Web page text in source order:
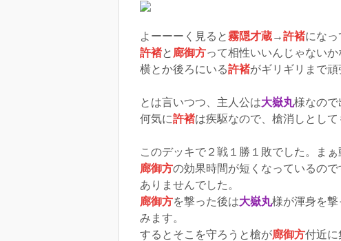
よーーーく見ると霧隠才蔵→許褚になっ
許褚と 廊御方って相性いいんじゃない
横とか後ろにいる許褚がギリギリまで頑
とは言いつつ、主人公は大嶽丸様なので
何気に許褚は疾駆なので、槍消しとして
このデッキで２戦１勝１敗でした。ま
廊御方の効果時間が短くなっているの
ありませんでした。
廊御方を撃った後は大嶽丸様が渾身を
みます。
するとそこを守ろうと槍が廊御方付近に